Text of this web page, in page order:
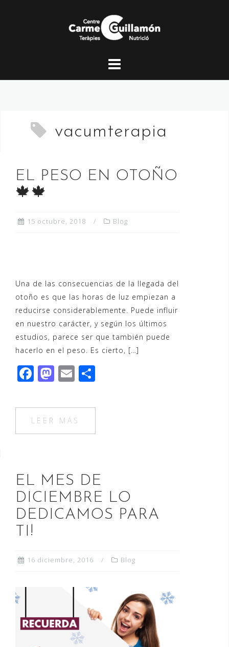
vacumterapia
EL PESO EN OTOÑO
🍁🍁
15 octubre, 2018 Blog
Una de las consecuencias de la llegada del
otoño es que las horas de luz empiezan a
reducirse considerablemente. Puede influir
en nuestro carácter, y según los últimos
estudios, parece ser que también puede
hacerlo en el peso. Es cierto, […]
F
c
e
b
o
k
M
st
o
d
n
E
ai
l
m
ar
r
LEER MÁS
EL MES DE
DICIEMBRE LO
DEDICAMOS PARA
TI!
16 diciembre, 2016 Blog